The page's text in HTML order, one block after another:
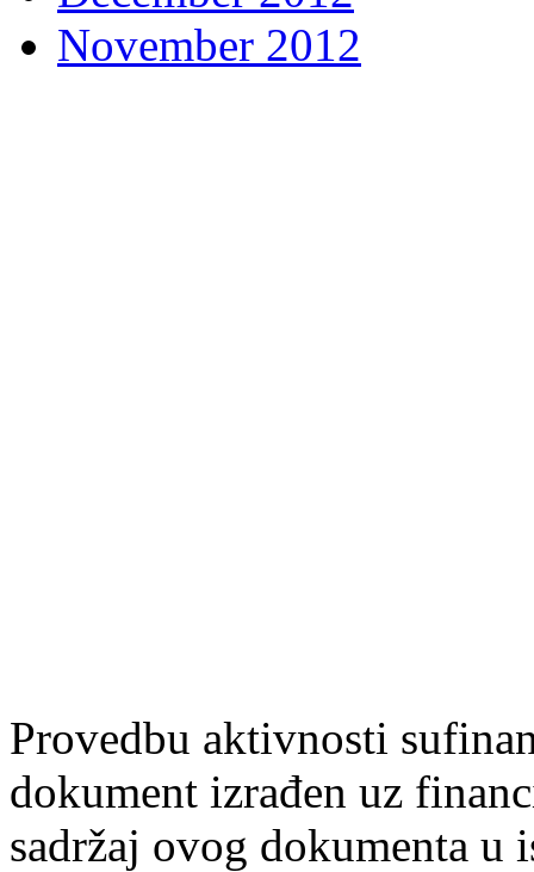
November 2012
Provedbu aktivnosti
dokument izrađen uz
sadržaj ovog dokumenta